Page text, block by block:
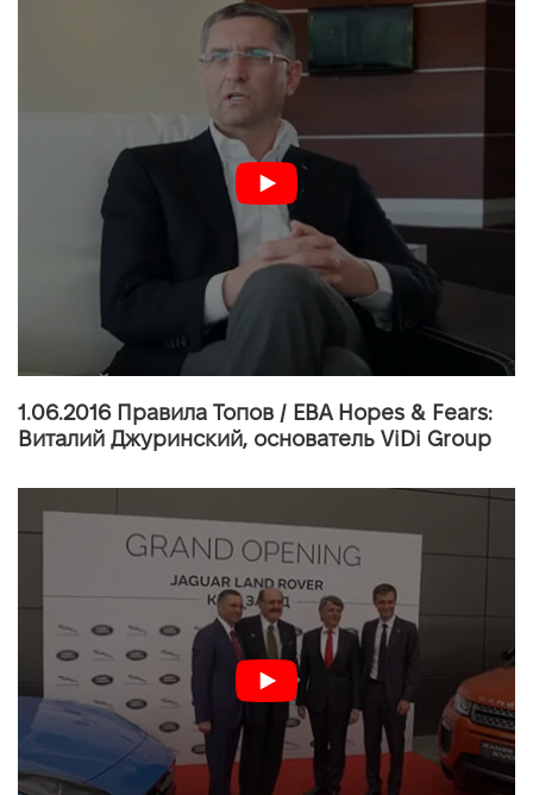
1.06.2016 Правила Топов / EBA Hopes & Fears:
Виталий Джуринский, основатель ViDi Group